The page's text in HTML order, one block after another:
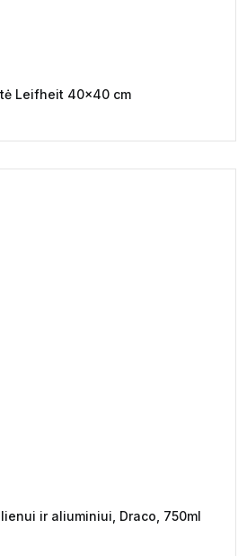
Leifheit 40×40 cm
ir aliuminiui, Draco, 750ml